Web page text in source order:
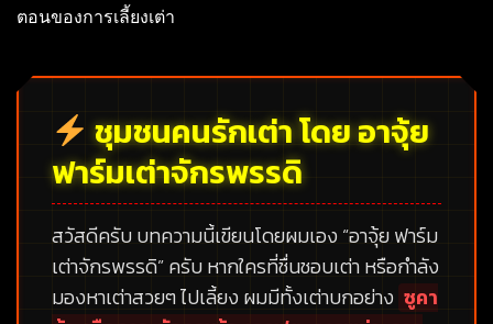
ตอนของการเลี้ยงเต่า
ชุมชนคนรักเต่า โดย อาจุ้ย
ฟาร์มเต่าจักรพรรดิ
สวัสดีครับ บทความนี้เขียนโดยผมเอง “อาจุ้ย ฟาร์ม
เต่าจักรพรรดิ”ครับ หากใครที่ชื่นชอบเต่า หรือกำลัง
มองหาเต่าสวยๆ ไปเลี้ยง ผมมีทั้งเต่าบกอย่าง ซูคา